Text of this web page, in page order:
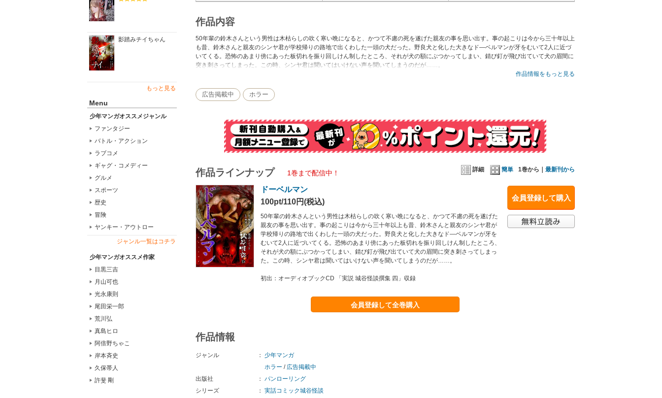
影踏みチイちゃん
もっと見る
Menu
少年マンガオススメジャンル
ファンタジー
バトル・アクション
ラブコメ
ギャグ・コメディー
グルメ
スポーツ
歴史
冒険
ヤンキー・アウトロー
ジャンル一覧はコチラ
少年マンガオススメ作家
目黒三吉
月山可也
光永康則
尾田栄一郎
荒川弘
真島ヒロ
阿倍野ちゃこ
岸本斉史
久保帯人
許斐 剛
作品内容
50年輩の鈴木さんという男性は木枯らしの吹く寒い晩になると、かつて不慮の死を遂げた親友の事を思い出す。事の起こりは今から三十年以上
も昔、鈴木さんと親友のシンヤ君が学校帰りの路地で出くわした一頭の犬だった。野良犬と化した大きなド―ベルマンが牙をむいて2人に近づ
いてくる。恐怖のあまり傍にあった板切れを振り回しけん制したところ、それが犬の額にぶつかってしまい、錆び釘が飛び出ていて犬の眉間に
突き刺さってしまった。この時、シンヤ君は聞いてはいけない声を聞いてしまうのだが……。
作品情報をもっと見る
広告掲載中 ホラー
詳細 簡単 1巻から｜ 最新刊から
作品ラインナップ 1巻まで配信中！
会員登録して購入
ドーベルマン
100pt/110円(税込)
50年輩の鈴木さんという男性は木枯らしの吹く寒い晩になると、かつて不慮の死を遂げた
親友の事を思い出す。事の起こりは今から三十年以上も昔、鈴木さんと親友のシンヤ君が
学校帰りの路地で出くわした一頭の犬だった。野良犬と化した大きなド―ベルマンが牙を
むいて2人に近づいてくる。恐怖のあまり傍にあった板切れを振り回しけん制したところ、
それが犬の額にぶつかってしまい、錆び釘が飛び出ていて犬の眉間に突き刺さってしまっ
た。この時、シンヤ君は聞いてはいけない声を聞いてしまうのだが……。
初出：オーディオブックCD 「実説 城谷怪談撰集 四」収録
会員登録して全巻購入
作品情報
ジャンル ：
少年マンガ
ホラー / 広告掲載中
出版社
： パンローリング
シリーズ
： 実話コミック城谷怪談